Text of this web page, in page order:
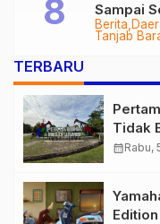
Berita
Tanjab
Sampai
Audit
TERBARU
Tidak
Migas
calendar_monthRabu,